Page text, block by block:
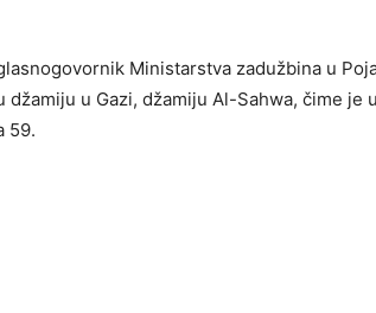
Ministarstva zadužbina u
džamiju u Gazi, džamiju Al-Sahwa, čime
59.